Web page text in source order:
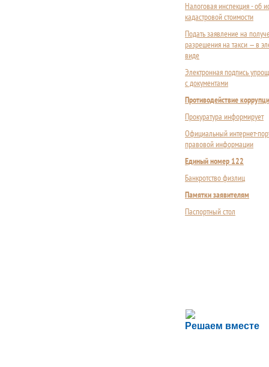
Налоговая инспекция - об
кадастровой стоимости
Подать заявление на
разрешения на такси — в
виде
Электронная подпись
с документами
Противодействие
Прокуратура информирует
Официальный интернет-
правовой информации
Единый номер 122
Банкротство физлиц
Памятки заявителям
Паспортный стол
Решаем вместе
Сложности с
Сообщите об этом